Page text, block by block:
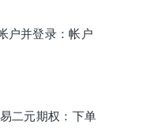
户并登录：帐户
二元期权：下单